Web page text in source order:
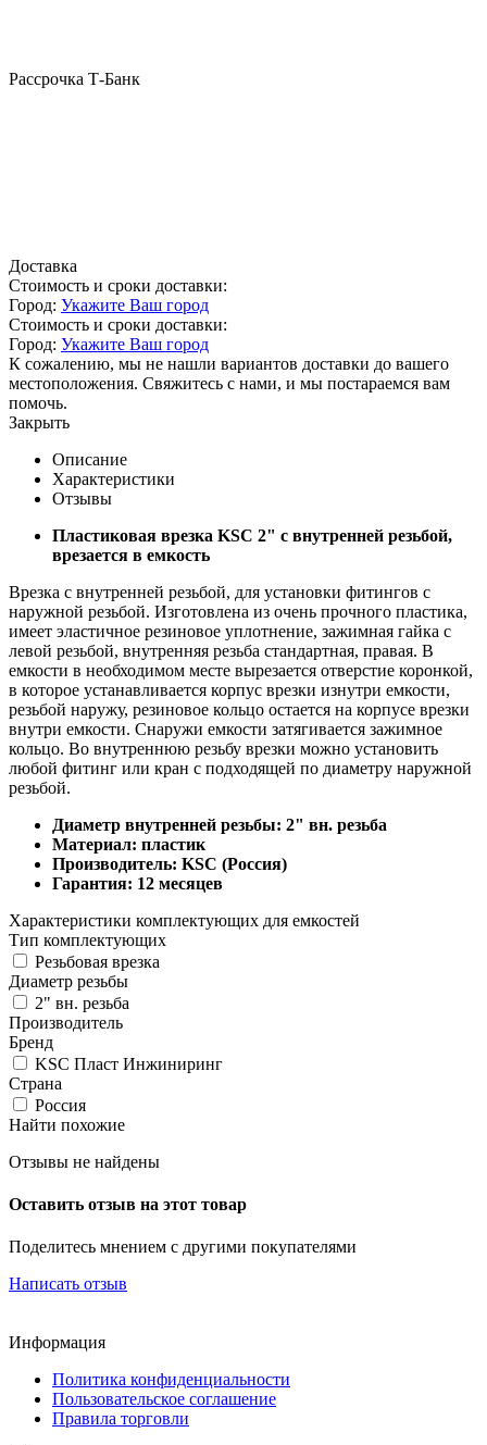
Рассрочка Т-Банк
Доставка
Стоимость и сроки доставки:
Город: Укажите Ваш город
Стоимость и сроки доставки:
Город: Укажите Ваш город
К сожалению, мы не нашли вариантов доставки до вашего
местоположения. Свяжитесь с нами, и мы постараемся вам
помочь.
Закрыть
Описание
Характеристики
Отзывы
Пластиковая врезка KSC 2" с внутренней резьбой,
врезается в емкость
Врезка с внутренней резьбой, для установки фитингов с
наружной резьбой. Изготовлена из очень прочного пластика,
имеет эластичное резиновое уплотнение, зажимная гайка с
левой резьбой, внутренняя резьба стандартная, правая. В
емкости в необходимом месте вырезается отверстие коронкой,
в которое устанавливается корпус врезки изнутри емкости,
резьбой наружу, резиновое кольцо остается на корпусе врезки
внутри емкости. Снаружи емкости затягивается зажимное
кольцо. Во внутреннюю резьбу врезки можно установить
любой фитинг или кран с подходящей по диаметру наружной
резьбой.
Диаметр внутренней резьбы: 2" вн. резьба
Материал: пластик
Производитель: KSC (Россия)
Гарантия: 12 месяцев
Характеристики комплектующих для емкостей
Тип комплектующих
Резьбовая врезка
Диаметр резьбы
2" вн. резьба
Производитель
Бренд
KSC Пласт Инжиниринг
Страна
Россия
Найти похожие
Отзывы не найдены
Оставить отзыв на этот товар
Поделитесь мнением с другими покупателями
Написать отзыв
Информация
Политика конфиденциальности
Пользовательское соглашение
Правила торговли